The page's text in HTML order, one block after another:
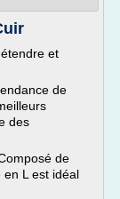
et
de
des
de
L est idéal